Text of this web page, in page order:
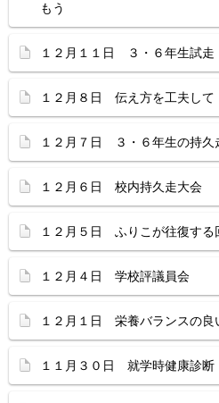
もう
１２月１１日 ３・６年生試走
１２月８日 伝え方を工夫して
１２月７日 ３・６年生の持久
１２月６日 校内持久走大会
１２月５日 ふりこが往復する
１２月４日 学校評議員会
１２月１日 栄養バランスの良
１１月３０日 就学時健康診断